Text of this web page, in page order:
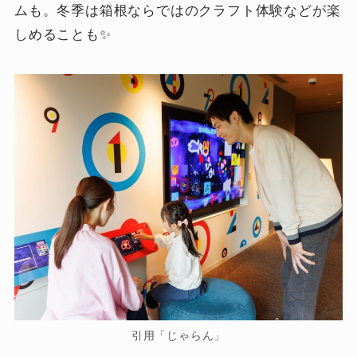
ムも。冬季は箱根ならではのクラフト体験などが楽
しめることも✨
引用「じゃらん」